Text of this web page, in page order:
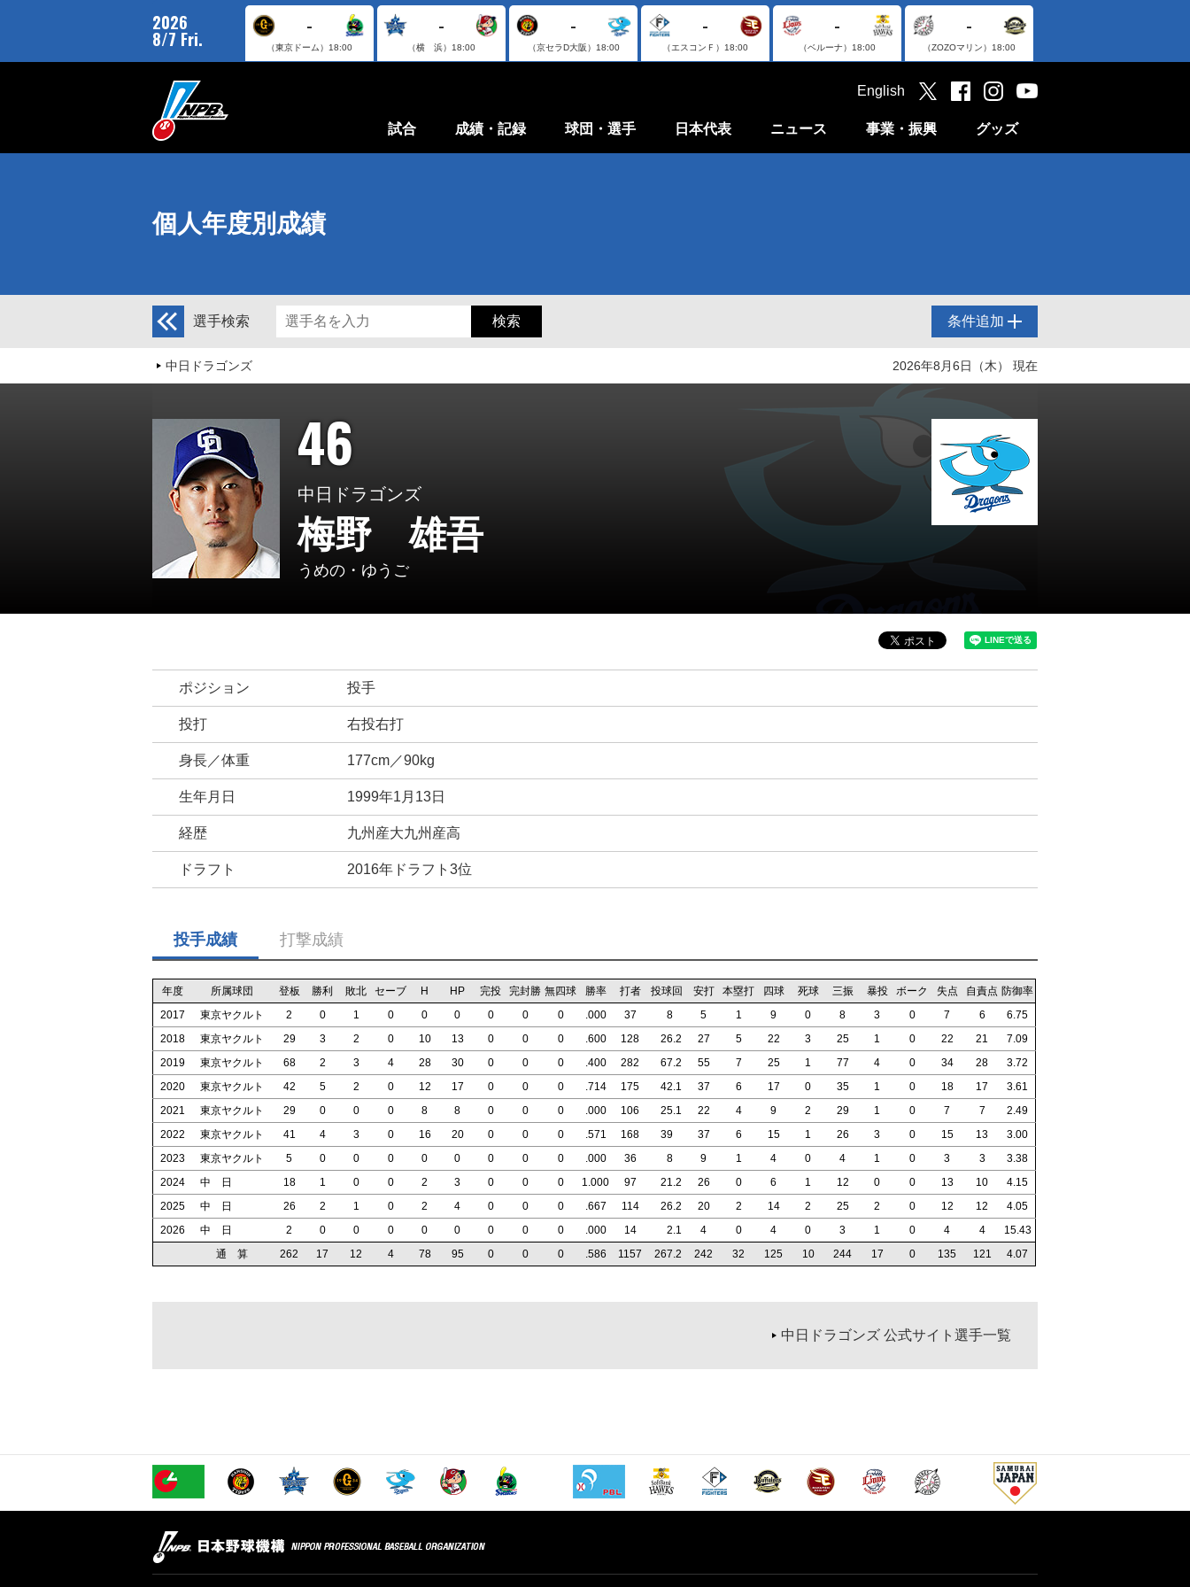
2026
8/7 Fri.
-
（東京ドーム） 18:00
-
（横 浜） 18:00
-
（京セラD大阪） 18:00
-
（エスコンＦ） 18:00
-
（ベルーナ） 18:00
-
（ZOZOマリン） 18:00
試合 成績・記録 球団・選手 日本代表 ニュース 事業・振興 グッズ
English
個人年度別成績
選手検索 条件追加
中日ドラゴンズ 2026年8月6日（木） 現在
46
中日ドラゴンズ
梅野 雄吾
うめの・ゆうご
ポジション 投手
投打 右投右打
身長／体重 177cm／90kg
生年月日 1999年1月13日
経歴 九州産大九州産高
ドラフト 2016年ドラフト3位
投手成績 打撃成績
年度 所属球団 登板 勝利 敗北 セーブ H HP 完投 完封勝 無四球 勝率 打者 投球回 安打 本塁打 四球 死球 三振 暴投 ボーク 失点 自責点 防御率
2017
東京ヤクルト 2 0 1 0 0 0 0 0 0 .000 37 8 5 1 9 0 8 3 0 7 6
6.75
2018
東京ヤクルト 29 3 2 0 10 13 0 0 0 .600 128 26.2 27 5 22 3 25 1 0 22 21
7.09
2019
東京ヤクルト 68 2 3 4 28 30 0 0 0 .400 282 67.2 55 7 25 1 77 4 0 34 28
3.72
2020
東京ヤクルト 42 5 2 0 12 17 0 0 0 .714 175 42.1 37 6 17 0 35 1 0 18 17
3.61
2021
東京ヤクルト 29 0 0 0 8 8 0 0 0 .000 106 25.1 22 4 9 2 29 1 0 7 7
2.49
2022
東京ヤクルト 41 4 3 0 16 20 0 0 0 .571 168 39 37 6 15 1 26 3 0 15 13
3.00
2023
東京ヤクルト 5 0 0 0 0 0 0 0 0 .000 36 8 9 1 4 0 4 1 0 3 3
3.38
2024
中 日 18 1 0 0 2 3 0 0 0 1.000 97 21.2 26 0 6 1 12 0 0 13 10
4.15
2025
中 日 26 2 1 0 2 4 0 0 0 .667 114 26.2 20 2 14 2 25 2 0 12 12
4.05
2026
中 日 2 0 0 0 0 0 0 0 0 .000 14 2.1 4 0 4 0 3 1 0 4 4
15.43
通 算
262 17 12 4 78 95 0 0 0 .586 1157 267.2 242 32 125 10 244 17 0 135 121 4.07
中日ドラゴンズ 公式サイト選手一覧